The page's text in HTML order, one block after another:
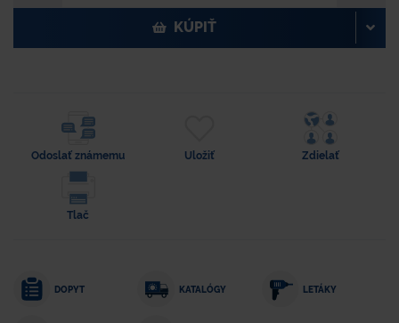
KÚPIŤ
Odoslať známemu Uložiť Zdielať
Tlač
DOPYT KATALÓGY LETÁKY